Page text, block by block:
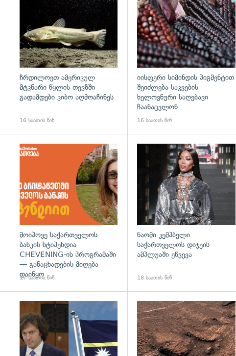
ჩრდილოეთ ამერიკულ
მტკნარი წყლის თევზში
გადამდები კიბო აღმოაჩინეს
16 საათის წინ
იისფერი სიმინდის პიგმენტით
შეიძლება საკვების
ხელოვნური საღებავი
ჩაანაცვლონ
16 საათის წინ
გადახედვა
მოიპოვე საქართველოს
ბანკის სტიპენდია
CHEVENING-ის პროგრამაში
— განაცხადების მიღება
დაიწყო
17 საათის წინ
ნაომი კემპბელი
საქართველოს დიჯეის
ამპლუაში ეწვევა
18 საათის წინ
გადახედვა გადახედვა